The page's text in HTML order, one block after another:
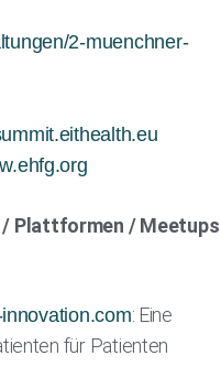
2-muenchner-
/ Plattformen / Meetups
: Eine
für Patienten